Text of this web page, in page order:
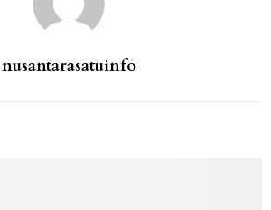
nusantarasatuinfo